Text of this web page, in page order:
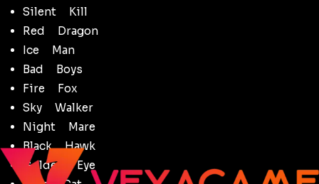
Silentᅠ Kill
Redᅠ Dragon
Iceᅠ Man
Badᅠ Boys
Fireᅠ Fox
Skyᅠ Walker
Nightᅠ Mare
Blackᅠ Hawk
Goldenᅠ Eye